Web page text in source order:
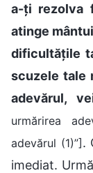
a-ți rezolva
atinge
dificultățile
scuzele tale
adevărul,
urmărirea
adevărul (1)”].
imediat.